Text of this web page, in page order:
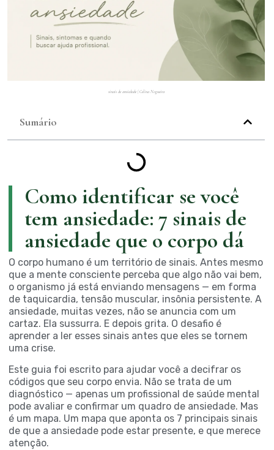
sinais de ansiedade | Celina Nogueira
Sumário
Como identificar se você
tem ansiedade: 7 sinais de
ansiedade que o corpo dá
O corpo humano é um território de sinais. Antes mesmo
que a mente consciente perceba que algo não vai bem,
o organismo já está enviando mensagens — em forma
de taquicardia, tensão muscular, insônia persistente. A
ansiedade, muitas vezes, não se anuncia com um
cartaz. Ela sussurra. E depois grita. O desafio é
aprender a ler esses sinais antes que eles se tornem
uma crise.
Este guia foi escrito para ajudar você a decifrar os
códigos que seu corpo envia. Não se trata de um
diagnóstico — apenas um profissional de saúde mental
pode avaliar e confirmar um quadro de ansiedade. Mas
é um mapa. Um mapa que aponta os 7 principais sinais
de que a ansiedade pode estar presente, e que merece
atenção.